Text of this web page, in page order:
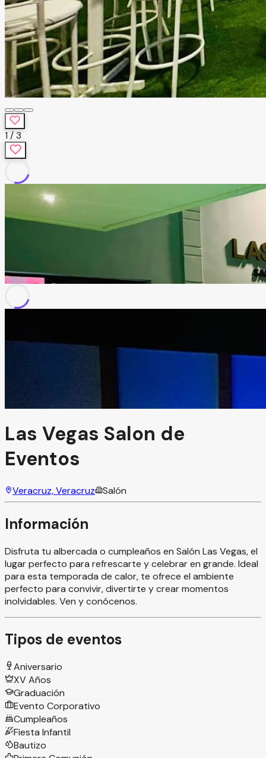
1 /3
Las Vegas Salon de
Eventos
Veracruz, Veracruz Salón
Información
Disfruta tu albercada o cumpleaños en Salón Las Vegas, el
lugar perfecto para refrescarte y celebrar en grande. Ideal
para esta temporada de calor, te ofrece el ambiente
perfecto para convivir, divertirte y crear momentos
inolvidables. Ven y conócenos.
Tipos de eventos
Aniversario
XV Años
Graduación
Evento Corporativo
Cumpleaños
Fiesta Infantil
Bautizo